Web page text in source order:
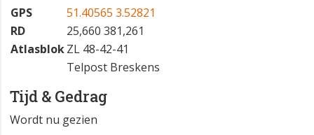
GPS
51.40565 3.52821
RD
25,660 381,261
AtlasblokZL 48-42-41
Telpost Breskens
Tijd & Gedrag
Wordt nu gezien